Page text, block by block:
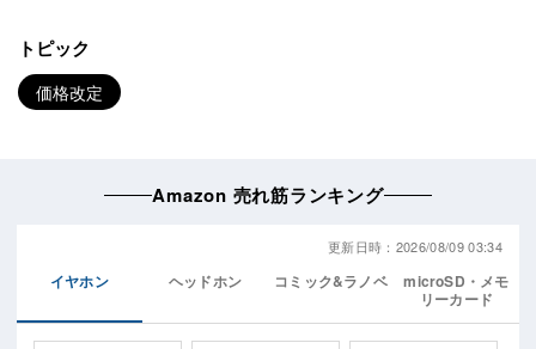
トピック
価格改定